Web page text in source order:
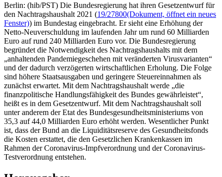
Berlin: (hib/PST) Die Bundesregierung hat ihren Gesetzentwurf für
den Nachtragshaushalt 2021 (19/27800(Dokument, öffnet ein neues
Fenster)) im Bundestag eingebracht. Er sieht eine Erhöhung der
Netto-Neuverschuldung im laufenden Jahr um rund 60 Milliarden
Euro auf rund 240 Milliarden Euro vor. Die Bundesregierung
begründet die Notwendigkeit des Nachtragshaushalts mit dem
„anhaltenden Pandemiegeschehen mit veränderten Virusvarianten“
und der dadurch verzögerten wirtschaftlichen Erholung. Die Folge
sind höhere Staatsausgaben und geringere Steuereinnahmen als
zunächst erwartet. Mit dem Nachtragshaushalt werde „die
finanzpolitische Handlungsfähigkeit des Bundes gewährleistet“,
heißt es in dem Gesetzentwurf. Mit dem Nachtragshaushalt soll
unter anderem der Etat des Bundesgesundheitsministeriums von
35,3 auf 44,0 Milliarden Euro erhöht werden. Wesentlicher Punkt
ist, dass der Bund an die Liquiditätsreserve des Gesundheitsfonds
die Kosten erstattet, die den Gesetzlichen Krankenkassen im
Rahmen der Coronavirus-Impfverordnung und der Coronavirus-
Testverordnung entstehen.